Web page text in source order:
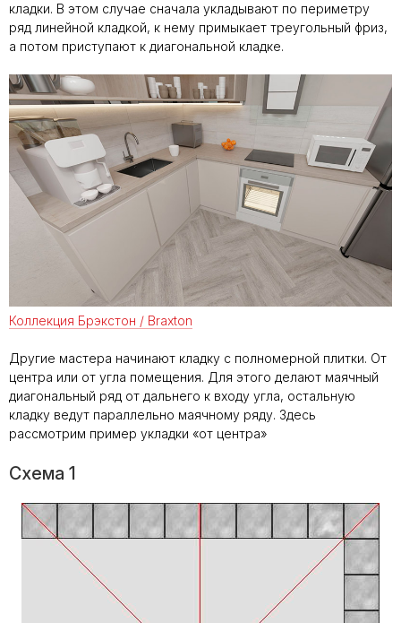
кладки. В этом случае сначала укладывают по периметру
ряд линейной кладкой, к нему примыкает треугольный фриз,
а потом приступают к диагональной кладке.
Коллекция Брэкстон / Braxton
Другие мастера начинают кладку с полномерной плитки. От
центра или от угла помещения. Для этого делают маячный
диагональный ряд от дальнего к входу угла, остальную
кладку ведут параллельно маячному ряду. Здесь
рассмотрим пример укладки «от центра»
Схема 1